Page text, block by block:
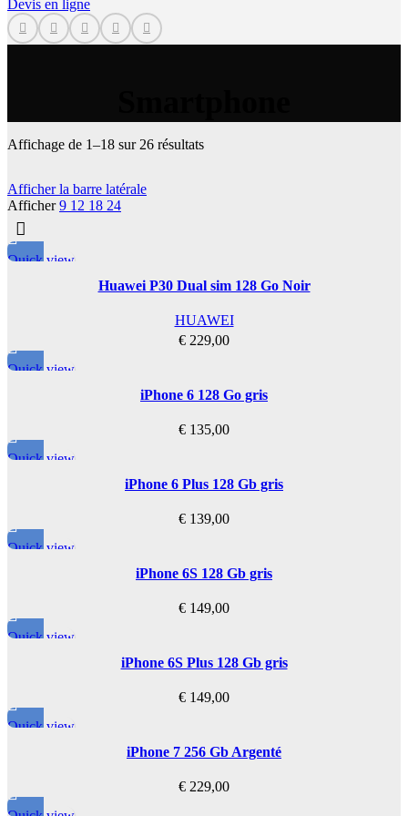
iPhone XS
iPhone 7 Plus
iPhone 7
A41
A53
S
S7
S7 Edge
S9 Plus
S10e
S20 FE
S20 Ultra
S22
S22 Ultra
S23 Plus
S24
NOTE
Devis en ligne
Affichage de 1–18 sur 26 résultats
Afficher la barre latérale
Afficher9 12 18 24
Quick view
Huawei P30 Dual sim 128 Go Noir
HUAWEI
€ 229,00
Quick view
iPhone 6 128 Go gris
€ 135,00
Quick view
iPhone 6 Plus 128 Gb gris
€ 139,00
Quick view
iPhone 6S 128 Gb gris
€ 149,00
Quick view
iPhone 6S Plus 128 Gb gris
€ 149,00
Quick view
iPhone 7 256 Gb Argenté
€ 229,00